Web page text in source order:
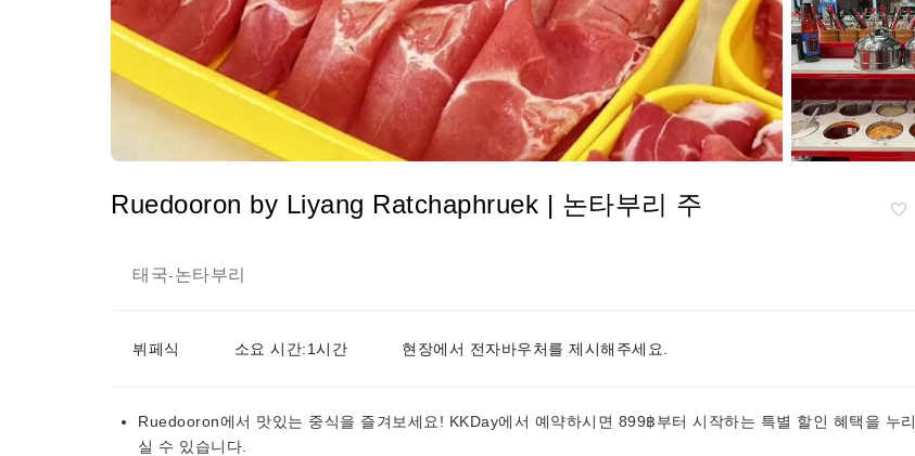
Ruedooron by Liyang Ratchaphruek | 논타부리 주
태국-논타부리
뷔페식 소요 시간:1시간 현장에서 전자바우처를 제시해주세요.
Ruedooron에서 맛있는 중식을 즐겨보세요! KKDay에서 예약하시면 899฿부터 시작하는 특별 할인 혜택을 누리
실 수 있습니다.